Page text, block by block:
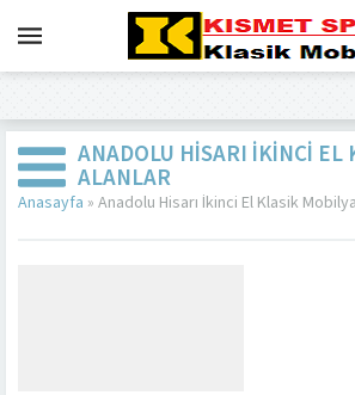
ANADOLU HISARI İKINCI EL
ALANLAR
Anasayfa » Anadolu Hisarı İkinci El Klasik